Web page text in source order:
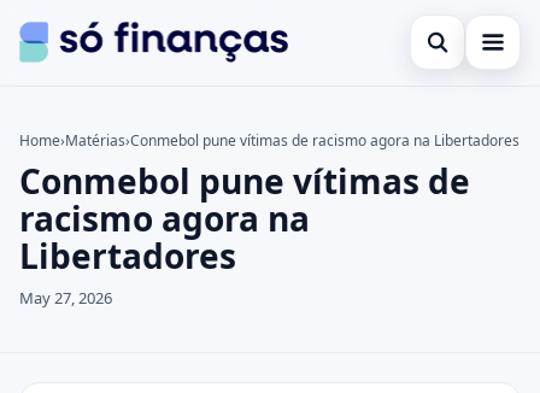
Open search
Empréstimos
Investimentos
Search the site ×
Search for:
Press Enter to search or ESC to close.
Home›Matérias›Conmebol pune vítimas de racismo agora na Libertadores
Conmebol pune vítimas de
racismo agora na
Libertadores
May 27, 2026